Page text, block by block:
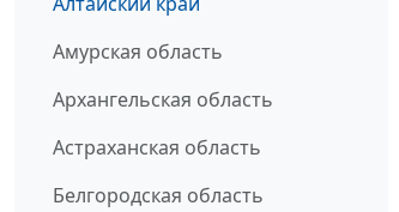
Амурская область
Архангельская область
Астраханская область
Белгородская область